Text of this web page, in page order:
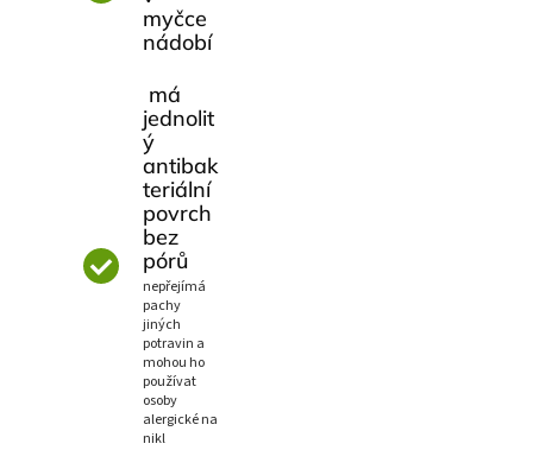
myčce
nádobí
má
jednolit
ý
antibak
teriální
povrch
bez
pórů
nepřejímá
pachy
jiných
potravin a
mohou ho
používat
osoby
alergické na
nikl